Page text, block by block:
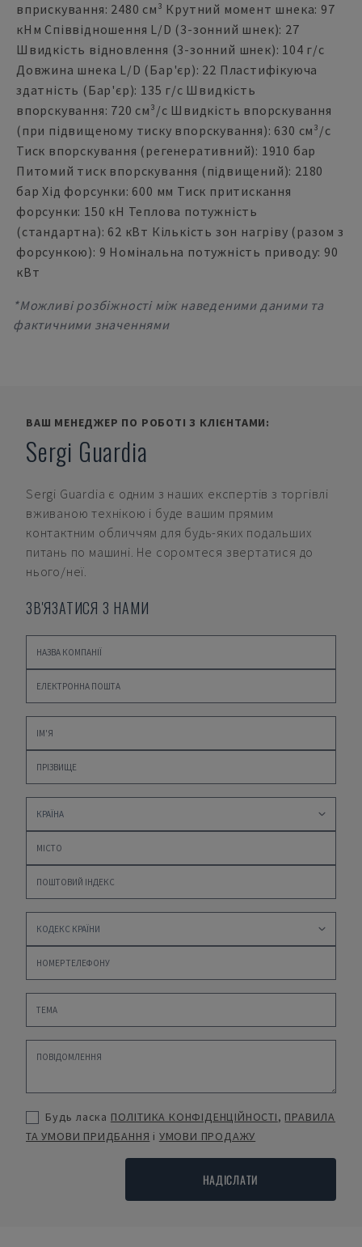
вприскування: 2480 см³ Крутний момент шнека: 97
кНм Співвідношення L/D (3-зонний шнек): 27
Швидкість відновлення (3-зонний шнек): 104 г/с
Довжина шнека L/D (Бар'єр): 22 Пластифікуюча
здатність (Бар'єр): 135 г/с Швидкість
впорскування: 720 см³/с Швидкість впорскування
(при підвищеному тиску впорскування): 630 см³/с
Тиск впорскування (регенеративний): 1910 бар
Питомий тиск впорскування (підвищений): 2180
бар Хід форсунки: 600 мм Тиск притискання
форсунки: 150 кН Теплова потужність
(стандартна): 62 кВт Кількість зон нагріву (разом з
форсункою): 9 Номінальна потужність приводу: 90
кВт
*Можливі розбіжності між наведеними даними та
фактичними значеннями
ВАШ МЕНЕДЖЕР ПО РОБОТІ З КЛІЄНТАМИ:
Sergi Guardia
Sergi Guardia є одним з наших експертів з торгівлі
вживаною технікою і буде вашим прямим
контактним обличчям для будь-яких подальших
питань по машині. Не соромтеся звертатися до
нього/неї.
ЗВ'ЯЗАТИСЯ З НАМИ
Будь ласка ПОЛІТИКА КОНФІДЕНЦІЙНОСТІ, ПРАВИЛА
ТА УМОВИ ПРИДБАННЯ і УМОВИ ПРОДАЖУ
НАДІСЛАТИ